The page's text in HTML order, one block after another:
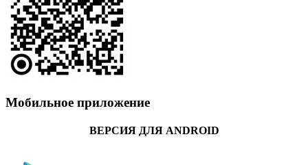
Мобильное приложение
ВЕРСИЯ ДЛЯ ANDROID